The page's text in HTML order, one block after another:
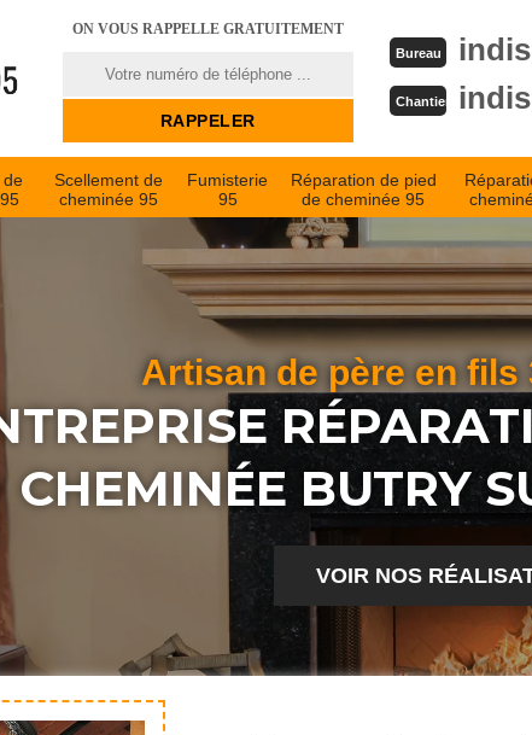
ON VOUS RAPPELLE GRATUITEMENT
Bureau
Chantier
de
Scellement de
cheminée 95
Fumisterie
95
Réparation de pied
de cheminée 95
Artisan de père en fils
CHEMINÉE BUTRY
VOIR NOS